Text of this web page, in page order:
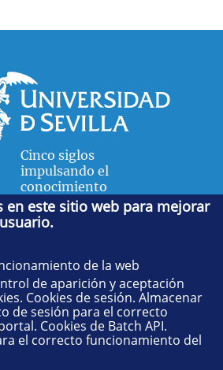
Cinco siglos
impulsando el
conocimiento
s/n. 41012 Sevilla. Tel.:
administradorfisica@us.es
- Decanato:ffisaog@us.es
en este sitio web para mejorar
de la web
de aparición y aceptación
Cookies de sesión. Almacenar
de sesión para el correcto
Cookies de Batch API.
el correcto funcionamiento del